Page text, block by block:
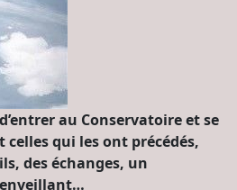
au Conservatoire et se
qui les ont précédés,
des échanges, un